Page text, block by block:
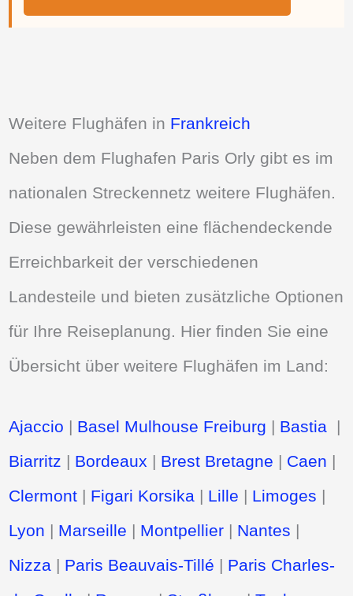
Weitere Flughäfen in Frankreich
Neben dem Flughafen Paris Orly gibt es im
nationalen Streckennetz weitere Flughäfen.
Diese gewährleisten eine flächendeckende
Erreichbarkeit der verschiedenen
Landesteile und bieten zusätzliche Optionen
für Ihre Reiseplanung. Hier finden Sie eine
Übersicht über weitere Flughäfen im Land:
Ajaccio | Basel Mulhouse Freiburg | Bastia
|
Biarritz | Bordeaux | Brest Bretagne | Caen |
Clermont | Figari Korsika | Lille | Limoges |
Lyon | Marseille | Montpellier | Nantes |
Nizza | Paris Beauvais-Tillé | Paris Charles-